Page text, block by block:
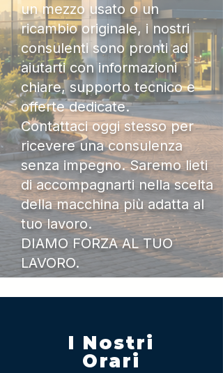
un mezzo usato o un
ricambio originale, i nostri
consulenti sono pronti ad
aiutarti con informazioni
chiare, supporto tecnico e
offerte dedicate.
Contattaci oggi stesso per
ricevere una consulenza
senza impegno. Saremo lieti
di accompagnarti nella scelta
della macchina più adatta al
tuo lavoro.
DIAMO FORZA AL TUO
LAVORO.
I Nostri
Orari